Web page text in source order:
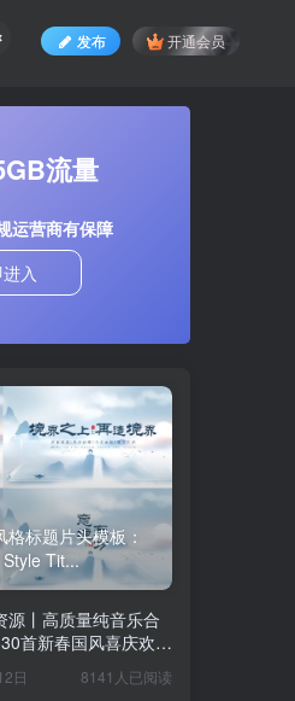
发布 开通会员
流量
运营商有保障
入
标题片头模板：
Tit...
源丨高质量纯音乐合
首新春国风喜庆欢庆
式
日 8141人已阅读